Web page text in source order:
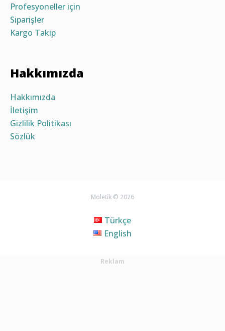
Profesyoneller için
Siparişler
Kargo Takip
Hakkımızda
Hakkımızda
İletişim
Gizlilik Politikası
Sözlük
Moletik © 2026
Türkçe
English
Reklam